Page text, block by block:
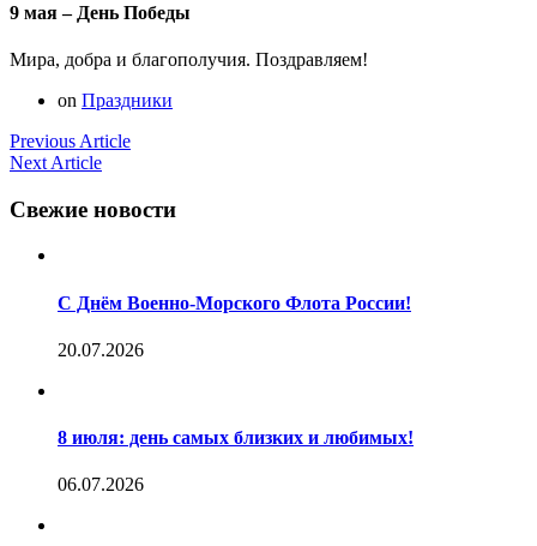
9 мая – День Победы
Мира, добра и благополучия. Поздравляем!
on Праздники
Навигация
по
записям
Previous ArticlePrevious
Next ArticleNext
Свежие новости
С Днём Военно-Морского Флота России!
20.07.2026
8 июля: день самых близких и любимых!
06.07.2026